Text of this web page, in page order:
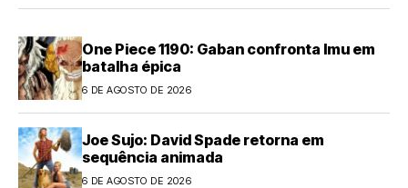
One Piece 1190: Gaban confronta Imu em
batalha épica
6 DE AGOSTO DE 2026
Joe Sujo: David Spade retorna em
sequência animada
6 DE AGOSTO DE 2026